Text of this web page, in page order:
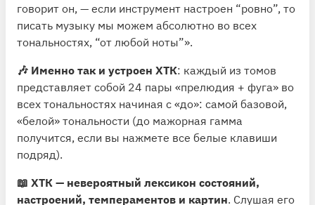
говорит он, — если инструмент настроен “ровно”, то
писать музыку мы можем абсолютно во всех
тональностях, “от любой ноты”».
🎶 Именно так и устроен ХТК: каждый из томов
представляет собой 24 пары «прелюдия + фуга» во
всех тональностях начиная с «до»: самой базовой,
«белой» тональности (до мажорная гамма
получится, если вы нажмете все белые клавиши
подряд).
📖 ХТК — невероятный лексикон состояний,
настроений, темпераментов и картин. Слушая его